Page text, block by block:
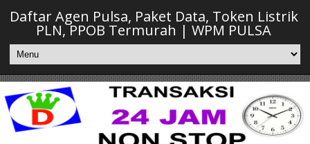
Daftar Agen Pulsa, Paket Data, Token Listrik
PLN, PPOB Termurah | WPM PULSA